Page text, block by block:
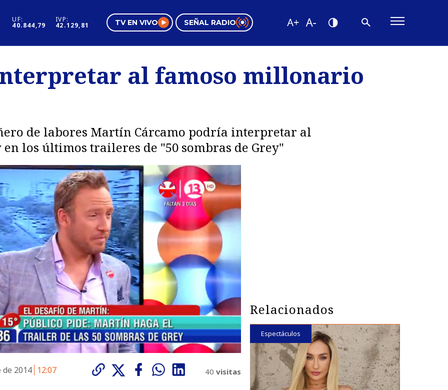
UF:
40.844,79
IVP:
42.129,81 TV EN VIVO SEÑAL RADIO
Negocios Tendencias
al famoso millonario
de labores Martín Cárcamo podría interpretar al
los últimos traileres de "50 sombras de Grey"
2014 12:07 40 visitas
Relacionados
Espectáculos